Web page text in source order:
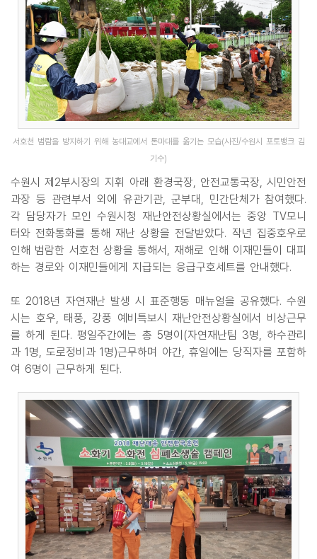
서호천 범람을 방지하기 위해 농대교에서 톤마대를 옮기는 모습(사진/수원시 포토뱅크 김
기수)
수원시 제2부시장의 지휘 아래 환경국장, 안전교통국장, 시민안전
과장 등 관련부서 외에 유관기관, 군부대, 민간단체가 참여했다.
각 담당자가 모인 수원시청 재난안전상황실에서는 중앙 TV모니
터와 전화통화를 통해 재난 상황을 전달받았다. 작년 집중호우로
인해 범람한 서호천 상황을 통해서, 재해로 인해 이재민들이 대피
하는 경로와 이재민들에게 지급되는 응급구호세트를 안내했다.
또 2018년 자연재난 발생 시 표준행동 매뉴얼을 공유했다. 수원
시는 호우, 태풍, 강풍 예비특보시 재난안전상황실에서 비상근무
를 하게 된다. 평일주간에는 총 5명이(자연재난팀 3명, 하수관리
과 1명, 도로정비과 1명)근무하며 야간, 휴일에는 당직자를 포함하
여 6명이 근무하게 된다.